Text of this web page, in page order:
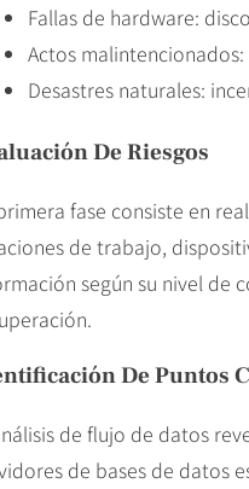
Fallas de hardware:
Actos
Desastres naturales:
De Riesgos
fase consiste en
de trabajo,
según su nivel de
De Puntos
de flujo de datos
de bases de datos